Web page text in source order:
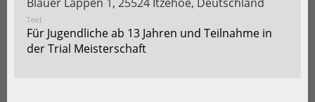
Text
Für Jugendliche ab 13 Jahren und Teilnahme in
der Trial Meisterschaft